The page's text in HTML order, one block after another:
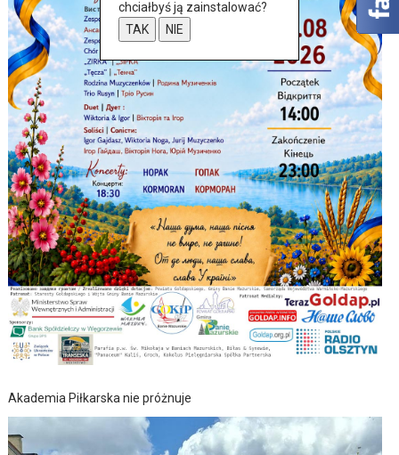
Akademia Piłkarska nie próżnuje
chciałbyś ją zainstalować?
TAK
NIE